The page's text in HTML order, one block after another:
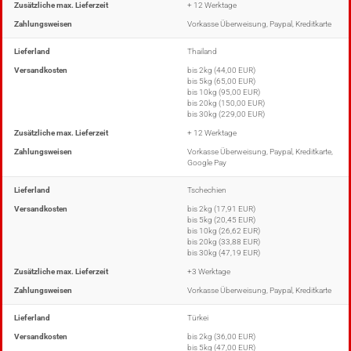
Zusätzliche max. Lieferzeit + 12 Werktage
Zahlungsweisen Vorkasse Überweisung, Paypal, Kreditkarte
Lieferland Thailand
Versandkosten
bis 2kg (44,00 EUR)
bis 5kg (65,00 EUR)
bis 10kg (95,00 EUR)
bis 20kg (150,00 EUR)
bis 30kg (229,00 EUR)
Zusätzliche max. Lieferzeit + 12 Werktage
Zahlungsweisen
Vorkasse Überweisung, Paypal, Kreditkarte,
Google Pay
Lieferland Tschechien
Versandkosten
bis 2kg (17,91 EUR)
bis 5kg (20,45 EUR)
bis 10kg (26,62 EUR)
bis 20kg (33,88 EUR)
bis 30kg (47,19 EUR)
Zusätzliche max. Lieferzeit +3 Werktage
Zahlungsweisen Vorkasse Überweisung, Paypal, Kreditkarte
Lieferland Türkei
Versandkosten
bis 2kg (36,00 EUR)
bis 5kg (47,00 EUR)